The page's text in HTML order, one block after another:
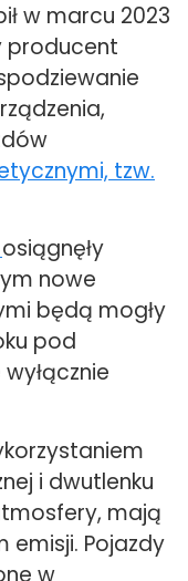
w marcu 2023
producent
tzw.
osiągnęły
nowe
będą mogły
pod
i dwutlenku
mają
emisji. Pojazdy
w